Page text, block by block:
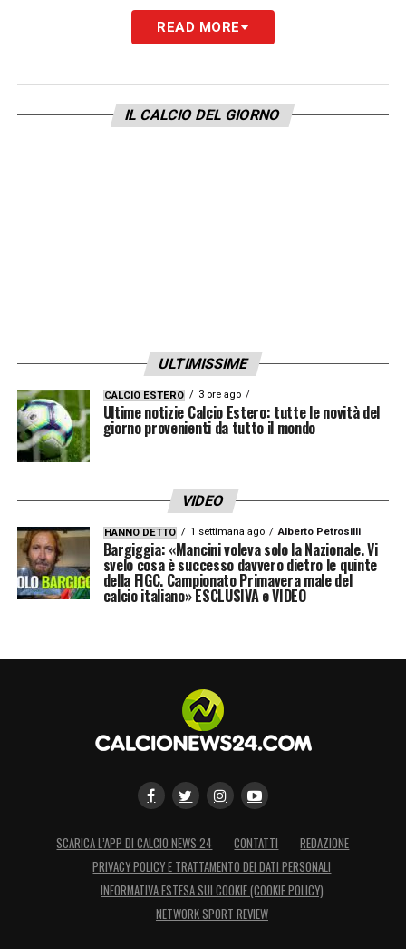
Spunta la data delle possibili visite mediche,
che si dovrebbero tenerenella giornata di
READ MORE
IL CALCIO DEL GIORNO
ULTIMISSIME
CALCIO ESTERO 3 ore ago
Ultime notizie Calcio Estero: tutte le novità del
giorno provenienti da tutto il mondo
VIDEO
HANNO DETTO 1 settimana ago Alberto Petrosilli
Bargiggia: «Mancini voleva solo la Nazionale. Vi
svelo cosa è successo davvero dietro le quinte
della FIGC. Campionato Primavera male del
calcio italiano» ESCLUSIVA e VIDEO
SCARICA L’APP DI CALCIO NEWS 24 CONTATTI
REDAZIONE
PRIVACY POLICY E TRATTAMENTO DEI DATI PERSONALI
INFORMATIVA ESTESA SUI COOKIE (COOKIE POLICY)
NETWORK SPORT REVIEW